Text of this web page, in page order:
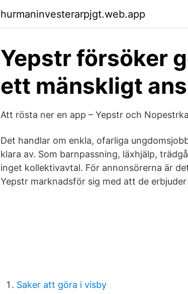
hurmaninvesterarpjgt.web.app
Yepstr försöker
ett mänskligt
Att rösta ner en app – Yepstr och
Det handlar om enkla, ofarliga
klara av. Som barnpassning, läxhjälp,
inget kollektivavtal. För annonsörerna är
Yepstr marknadsför sig med att de
Saker att göra i visby